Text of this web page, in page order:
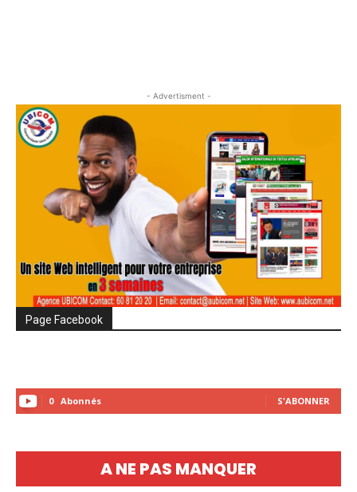
- Advertisment -
Page Facebook
0 Abonnés S'ABONNER
A NE PAS MANQUER